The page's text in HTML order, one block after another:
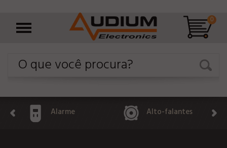
0
Alarme Alto-falantes